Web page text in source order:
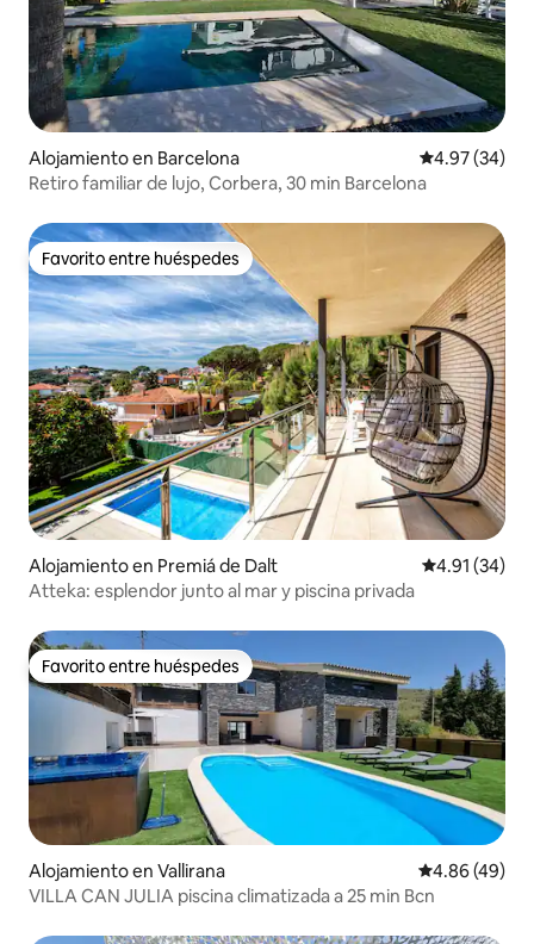
Alojamiento en Barcelona Calificación
4.97 (34)
Retiro familiar de lujo, Corbera, 30 min Barcelona
Favorito entre huéspedes
Favorito entre huéspedes
Alojamiento en Premiá de Dalt Calificación
4.91 (34)
Atteka: esplendor junto al mar y piscina privada
Favorito entre huéspedes
Favorito entre huéspedes
Alojamiento en Vallirana Calificación
4.86 (49)
VILLA CAN JULIA piscina climatizada a 25 min Bcn